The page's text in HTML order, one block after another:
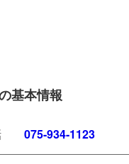
基本情報
075-934-1123